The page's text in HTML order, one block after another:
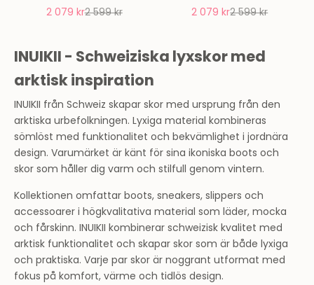
REA-pris
2 079 krPris
2 599 kr
REA-pris
2 079 krPris
2 599 kr
INUIKII - Schweiziska lyxskor med
arktisk inspiration
INUIKII från Schweiz skapar skor med ursprung från den
arktiska urbefolkningen. Lyxiga material kombineras
sömlöst med funktionalitet och bekvämlighet i jordnära
design. Varumärket är känt för sina ikoniska boots och
skor som håller dig varm och stilfull genom vintern.
Kollektionen omfattar boots, sneakers, slippers och
accessoarer i högkvalitativa material som läder, mocka
och fårskinn. INUIKII kombinerar schweizisk kvalitet med
arktisk funktionalitet och skapar skor som är både lyxiga
och praktiska. Varje par skor är noggrant utformat med
fokus på komfort, värme och tidlös design.